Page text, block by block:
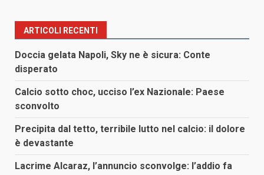
ARTICOLI RECENTI
Doccia gelata Napoli, Sky ne è sicura: Conte
disperato
Calcio sotto choc, ucciso l’ex Nazionale: Paese
sconvolto
Precipita dal tetto, terribile lutto nel calcio: il dolore
è devastante
Lacrime Alcaraz, l’annuncio sconvolge: l’addio fa